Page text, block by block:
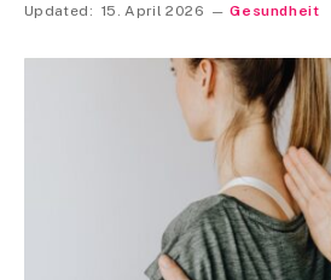
Updated: 15. April 2026 Gesundheit